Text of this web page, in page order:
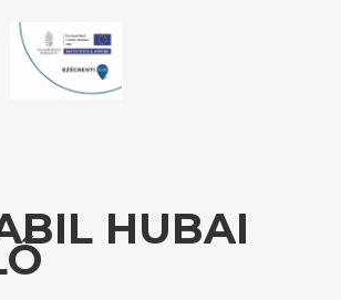
HUBAI